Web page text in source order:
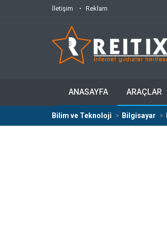
İletişim Reklam
ANASAYFA ARAÇLAR
Bilim ve Teknoloji Bilgisayar